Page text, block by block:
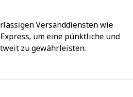
Versanddiensten wie
Express, um eine pünktliche und
zu gewährleisten.